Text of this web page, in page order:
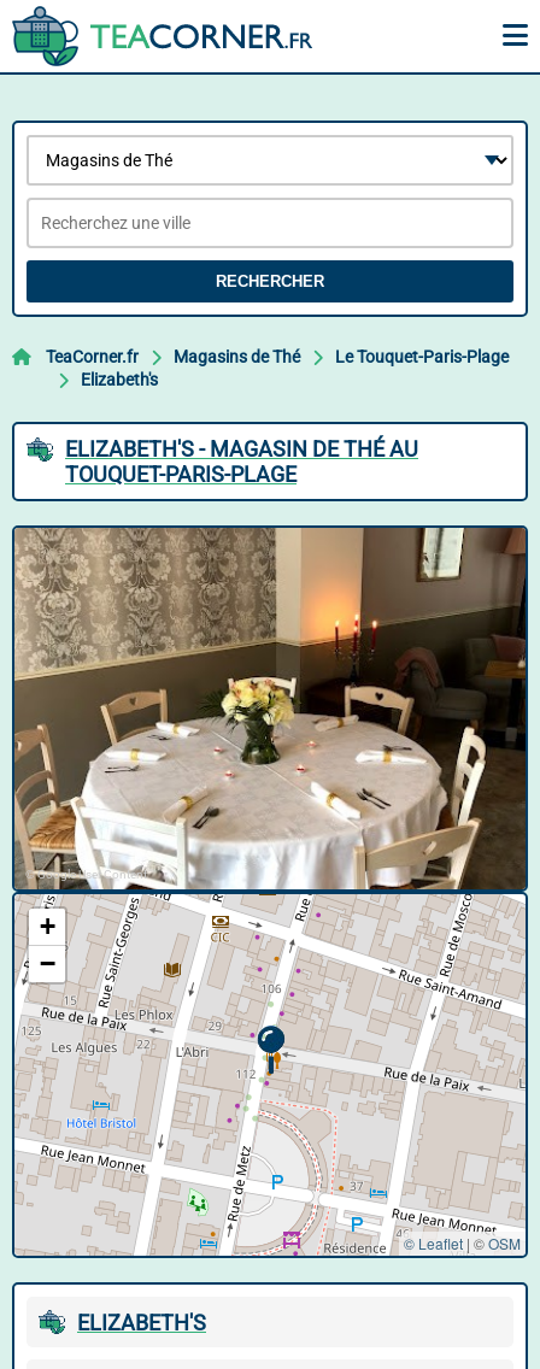
RECHERCHER
TeaCorner.fr Magasins de Thé
Le Touquet-Paris-Plage
Elizabeth's
ELIZABETH'S - MAGASIN DE THÉ AU
TOUQUET-PARIS-PLAGE
© Google User Content
+
−
© Leaflet | ©OSM
ELIZABETH'S